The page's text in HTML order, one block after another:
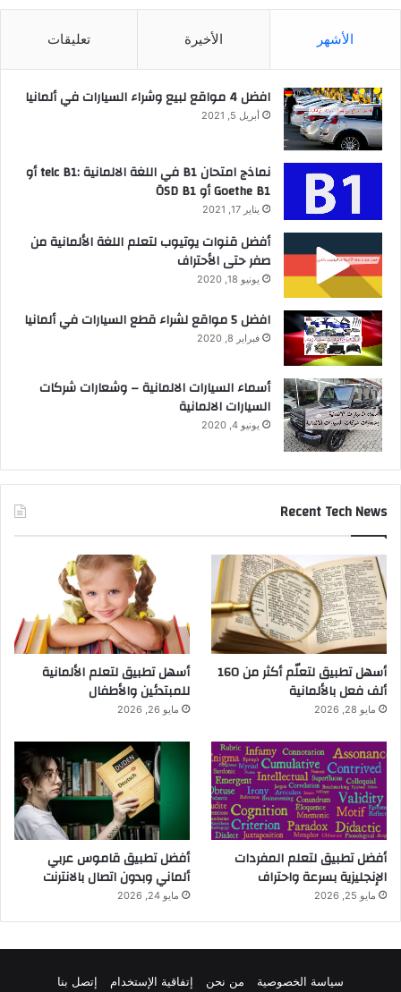
الأشهر الأخيرة تعليقات
افضل 4 مواقع لبيع وشراء السيارات في ألمانيا
أبريل 5, 2021
نماذج امتحان B1 في اللغة الالمانية :telc B1 أو
Goethe B1 أو ÖSD B1
يناير 17, 2021
أفضل قنوات يوتيوب لتعلم اللغة الألمانية من
صفر حتى الأحتراف
يونيو 18, 2020
افضل 5 مواقع لشراء قطع السيارات في ألمانيا
فبراير 8, 2020
أسماء السيارات الالمانية – وشعارات شركات
السيارات الالمانية
يونيو 4, 2020
Recent Tech News
أسهل تطبيق لتعلّم أكثر من 160
ألف فعل بالألمانية
مايو 28, 2026
أسهل تطبيق لتعلم الألمانية
للمبتدئين والأطفال
مايو 26, 2026
أفضل تطبيق لتعلم المفردات
الإنجليزية بسرعة واحتراف
مايو 25, 2026
أفضل تطبيق قاموس عربي
ألماني وبدون اتصال بالانترنت
مايو 24, 2026
سياسة الخصوصية من نحن إتفاقية الإستخدام إتصل بنا